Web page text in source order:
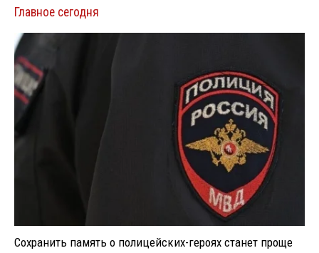
Главное сегодня
Сохранить память о полицейских-героях станет проще